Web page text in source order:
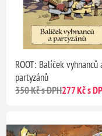
ROOT: Balíček vyhnanců
partyzánů
350 Kč s DPH277 Kč s